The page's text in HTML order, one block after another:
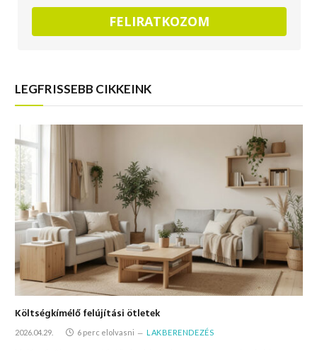
FELIRATKOZOM
LEGFRISSEBB CIKKEINK
Költségkímélő felújítási ötletek
2026.04.29. 6 perc elolvasni LAKBERENDEZÉS